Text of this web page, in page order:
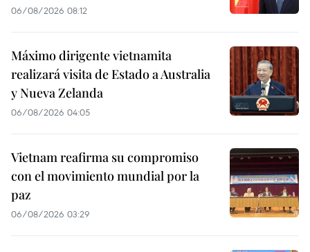
06/08/2026 08:12
Máximo dirigente vietnamita
realizará visita de Estado a Australia
y Nueva Zelanda
06/08/2026 04:05
Vietnam reafirma su compromiso
con el movimiento mundial por la
paz
06/08/2026 03:29